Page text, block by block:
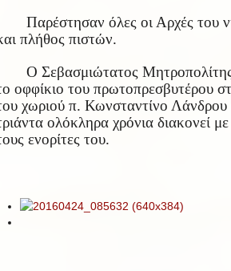
Παρέστησαν όλες οι Αρχές του
πλήθος πιστών.
Ο Σεβασμιώτατος
οφφίκιο του πρωτοπρεσβυτέρου
χωριού π. Κωνσταντίνο Λάνδρου
ολόκληρα χρόνια διακονεί
ενορίτες του.